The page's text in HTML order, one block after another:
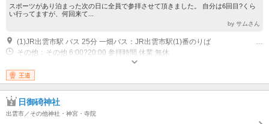
スポーツがあり泊まった次の日に全員で参拝させて頂きました。 自分は6回目?くら
い行ってますが、何回来て...
by サムさん
その他：その他 6:00?20:00 参拝時間 休業 無休
王道
日御碕神社
出雲市／その他神社・神宮・寺院